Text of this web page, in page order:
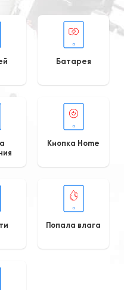
Батарея
Кнопка Home
Попала влага